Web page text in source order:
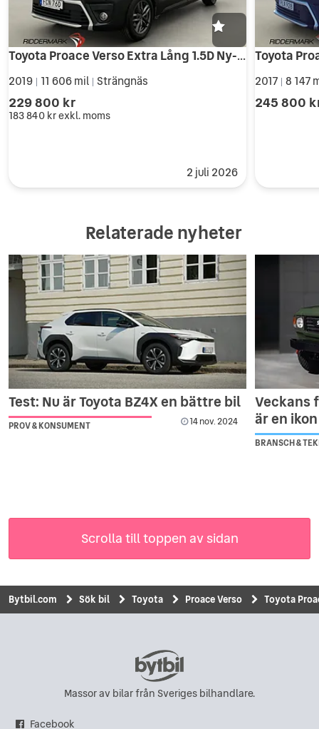
Toyota Proace Verso Extra Lång 1.5D Ny-Kamrem PDC 9-Sit Moms
2019 11 606 mil Strängnäs
229 800 kr
183 840 krexkl. moms
2 juli 2026
2017 8 147
245 800
Relaterade nyheter
Test: Nu är Toyota BZ4X en bättre bil
PROV & KONSUMENT 14 nov. 2024
Veckans
är en
BRANSCH &
Scrolla till toppen av sidan
Bytbil.com Sök bil Toyota Proace Verso Toyota
Massor av bilar från Sveriges bilhandlare.
Facebook